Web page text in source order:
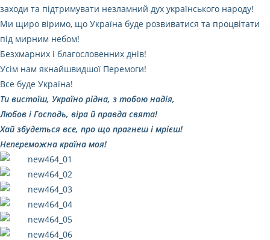
заходи та підтримувати незламний дух українського народу!
Ми щиро віримо, що Україна буде розвиватися та процвітати
під мирним небом!
Безхмарних і благословенних днів!
Усім нам якнайшвидшої Перемоги!
Все буде Україна!
Ти вистоїш, Україно рідна, з тобою надія,
Любов і Господь, віра й правда свята!
Хай збудеться все, про що прагнеш і мрієш!
Непереможна країна моя!